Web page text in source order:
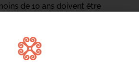
de 10 ans doivent être
place située près de la
le supermarché